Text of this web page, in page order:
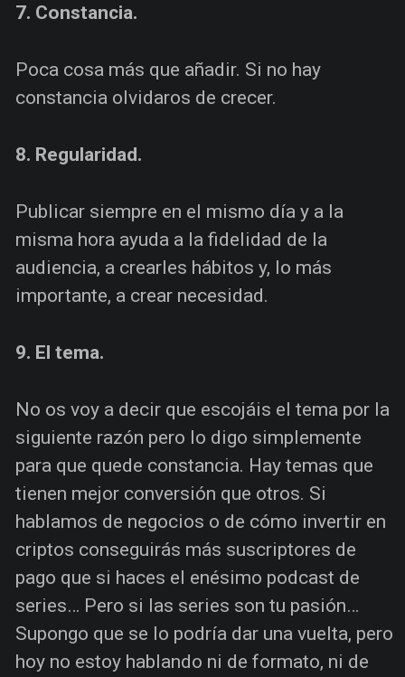
7. Constancia.
Poca cosa más que añadir. Si no hay
constancia olvidaros de crecer.
8. Regularidad.
Publicar siempre en el mismo día y a la
misma hora ayuda a la fidelidad de la
audiencia, a crearles hábitos y, lo más
importante, a crear necesidad.
9. El tema.
No os voy a decir que escojáis el tema por la
siguiente razón pero lo digo simplemente
para que quede constancia. Hay temas que
tienen mejor conversión que otros. Si
hablamos de negocios o de cómo invertir en
criptos conseguirás más suscriptores de
pago que si haces el enésimo podcast de
series… Pero si las series son tu pasión…
Supongo que se lo podría dar una vuelta, pero
hoy no estoy hablando ni de formato, ni de